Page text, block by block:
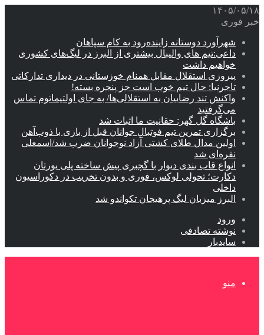
۱۴۰۵/۰۵/۱۸
خبر فوری
شهرآورد دوستانه زاینده‌رود به کام سپاهان
داعی:تیم های والیبال بیشتری از البرز در لیگ‌های کشوری
خواهیم داشت
پیروزی استقلال مقابل همنام خوزستانی در دیداری تدارکاتی
تاجرنیا: حال تیم خوب است جز پنجره بسته!
واکنش تند رضاییان به استقلالی‌ها/ به جای اولتیماتوم تماس
می‌گرفتید
باشگاه گل گهر: حقانیت ما اثبات شد
برگزاری تمرین تیم فوتبال جوانان قبل از بازی با ذوب‌آهن
اولین مدال طلای کشتی آزاد نوجوانان ضرب شد/اسمعلی
نقره‌ای شد
انواع قاب بندی دیوار با گچبری پیش ساخته پلی یورتان
دکارت؛ تحولی لوکس، فوری و بدون تخریب در دکوراسیون
داخلی
البرز میزبان لیگ پرهیجان تکواندو شد
ورود
نوشته تصادفی
سایدبار
منو